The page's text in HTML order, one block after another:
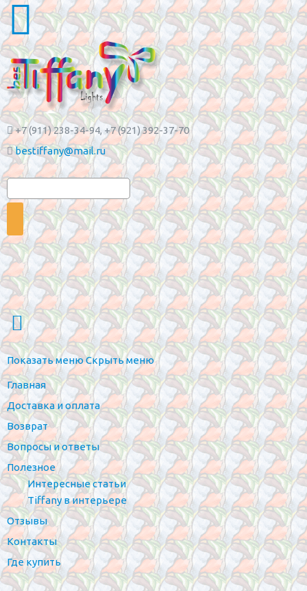
+7 (911) 238-34-94, +7 (921) 392-37-70
bestiffany@mail.ru
Показать менюСкрыть меню
Главная
Доставка и оплата
Возврат
Вопросы и ответы
Полезное
Интересные статьи
Tiffany в интерьере
Отзывы
Контакты
Где купить